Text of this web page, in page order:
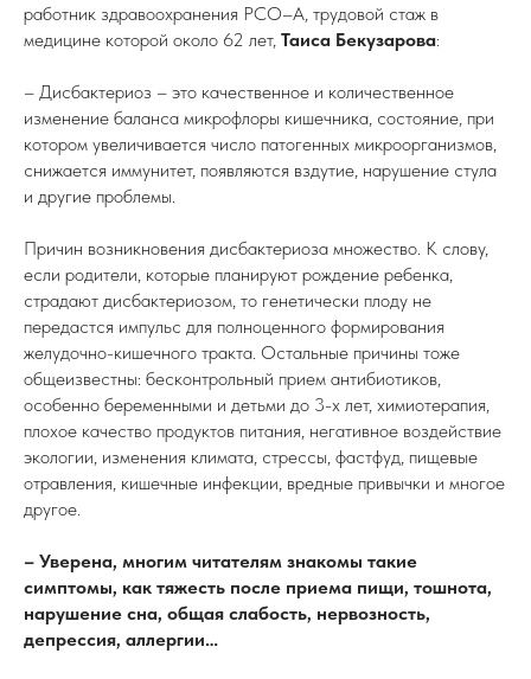
работник здравоохранения РСО–А, трудовой стаж в
медицине которой около 62 лет, Таиса Бекузарова:
– Дисбактериоз – это качественное и количественное
изменение баланса микрофлоры кишечника, состояние, при
котором увеличивается число патогенных микроорганизмов,
снижается иммунитет, появляются вздутие, нарушение стула
и другие проблемы.
Причин возникновения дисбактериоза множество. К слову,
если родители, которые планируют рождение ребенка,
страдают дисбактериозом, то генетически плоду не
передастся импульс для полноценного формирования
желудочно-кишечного тракта. Остальные причины тоже
общеизвестны: бесконтрольный прием антибиотиков,
особенно беременными и детьми до 3-х лет, химиотерапия,
плохое качество продуктов питания, негативное воздействие
экологии, изменения климата, стрессы, фастфуд, пищевые
отравления, кишечные инфекции, вредные привычки и многое
другое.
– Уверена, многим читателям знакомы такие
симптомы, как тяжесть после приема пищи, тошнота,
нарушение сна, общая слабость, нервозность,
депрессия, аллергии…